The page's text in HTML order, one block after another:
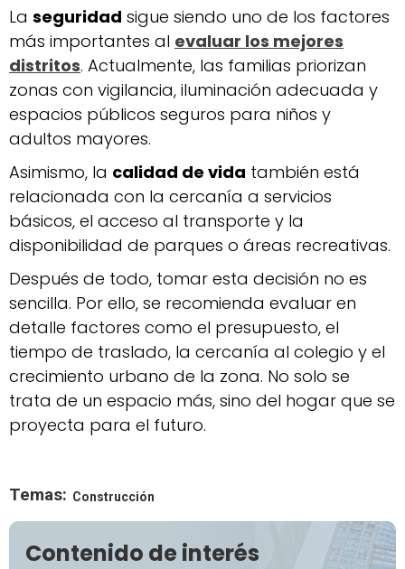
La seguridad sigue siendo uno de los factores
más importantes al evaluar los mejores
distritos. Actualmente, las familias priorizan
zonas con vigilancia, iluminación adecuada y
espacios públicos seguros para niños y
adultos mayores.
Asimismo, la calidad de vida también está
relacionada con la cercanía a servicios
básicos, el acceso al transporte y la
disponibilidad de parques o áreas recreativas.
Después de todo, tomar esta decisión no es
sencilla. Por ello, se recomienda evaluar en
detalle factores como el presupuesto, el
tiempo de traslado, la cercanía al colegio y el
crecimiento urbano de la zona. No solo se
trata de un espacio más, sino del hogar que se
proyecta para el futuro.
Temas: Construcción
Contenido de interés